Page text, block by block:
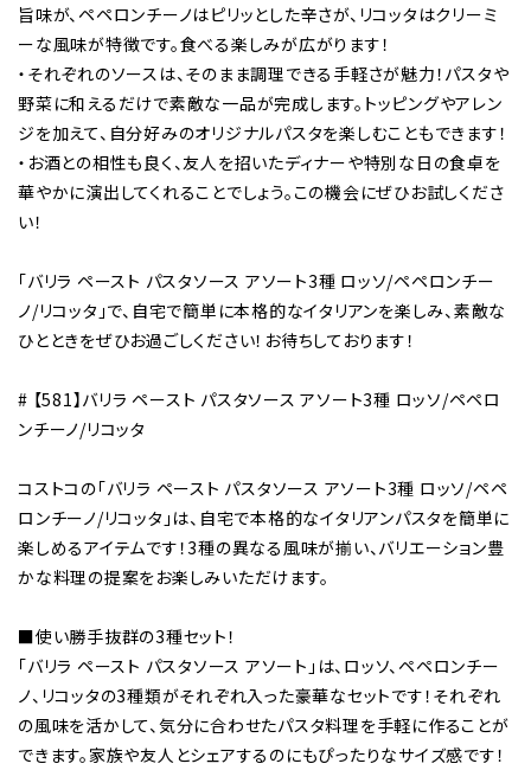
旨味が、ペペロンチーノはピリッとした辛さが、リコッタはクリーミ
ーな風味が特徴です。食べる楽しみが広がります！
・それぞれのソースは、そのまま調理できる手軽さが魅力！パスタや
野菜に和えるだけで素敵な一品が完成します。トッピングやアレン
ジを加えて、自分好みのオリジナルパスタを楽しむこともできます！
・お酒との相性も良く、友人を招いたディナーや特別な日の食卓を
華やかに演出してくれることでしょう。この機会にぜひお試しくださ
い！
「バリラ ペースト パスタソース アソート3種 ロッソ/ペペロンチー
ノ/リコッタ」で、自宅で簡単に本格的なイタリアンを楽しみ、素敵な
ひとときをぜひお過ごしください！お待ちしております！
# 【581】バリラ ペースト パスタソース アソート3種 ロッソ/ペペロ
ンチーノ/リコッタ
コストコの「バリラ ペースト パスタソース アソート3種 ロッソ/ペペ
ロンチーノ/リコッタ」は、自宅で本格的なイタリアンパスタを簡単に
楽しめるアイテムです！3種の異なる風味が揃い、バリエーション豊
かな料理の提案をお楽しみいただけます。
■使い勝手抜群の3種セット！
「バリラ ペースト パスタソース アソート」は、ロッソ、ペペロンチー
ノ、リコッタの3種類がそれぞれ入った豪華なセットです！それぞれ
の風味を活かして、気分に合わせたパスタ料理を手軽に作ることが
できます。家族や友人とシェアするのにもぴったりなサイズ感です！